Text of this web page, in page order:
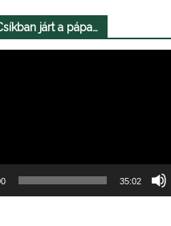
járt a pápa…
35:02